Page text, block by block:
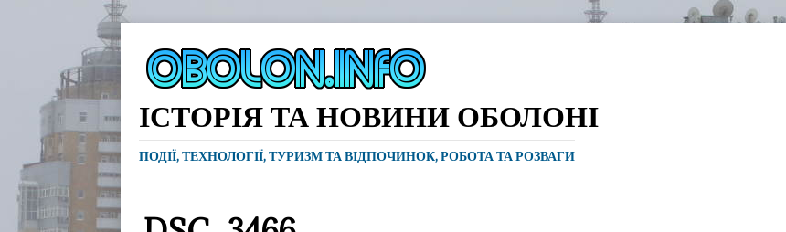
ІСТОРІЯ ТА НОВИНИ ОБОЛОНІ
ПОДІЇ, ТЕХНОЛОГІЇ, ТУРИЗМ ТА ВІДПОЧИНОК, РОБОТА ТА РОЗВАГИ